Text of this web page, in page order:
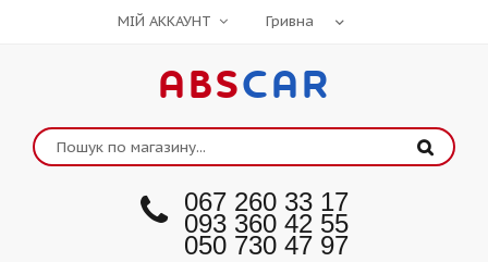
МІЙ АККАУНТ
ABSCAR
067 260 33 17
093 360 42 55
050 730 47 97